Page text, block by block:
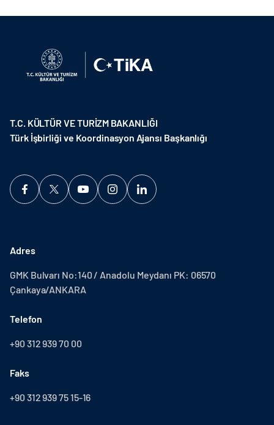
T.C. KÜLTÜR VE TURİZM BAKANLIĞI
Türk İşbirliği ve Koordinasyon Ajansı Başkanlığı
Adres
GMK Bulvarı No:140 / Anadolu Meydanı PK: 06570
Çankaya/ANKARA
Telefon
+90 312 939 70 00
Faks
+90 312 939 75 15-16